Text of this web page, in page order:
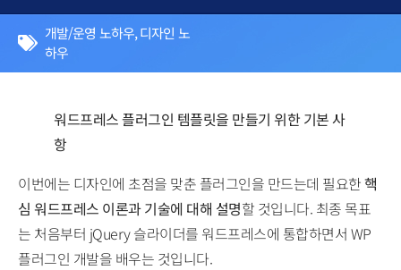
개발/운영 노하우,디자인 노
하우
워드프레스 플러그인 템플릿을 만들기 위한 기본 사
항
이번에는 디자인에 초점을 맞춘 플러그인을 만드는데 필요한핵
심 워드프레스 이론과 기술에 대해 설명할 것입니다. 최종 목표
는 처음부터 jQuery 슬라이더를 워드프레스에 통합하면서 WP
플러그인 개발을 배우는 것입니다.